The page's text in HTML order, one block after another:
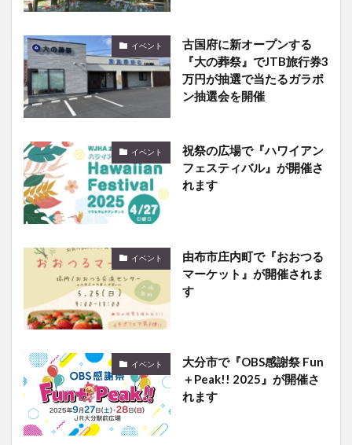
イベント
古国府に新オープンする
『大の葬祭』でJTB旅行券3
万円が抽選で当たるガラポ
ン抽選会を開催
イベント
祝祭の広場で『ハワイアン
フェスティバル』が開催さ
れます
イベント
由布市庄内町で『おおつる
マーケット』が開催されま
す
イベント
大分市で『OBS感謝祭 Fun
＋Peak!! 2025』が開催さ
れます